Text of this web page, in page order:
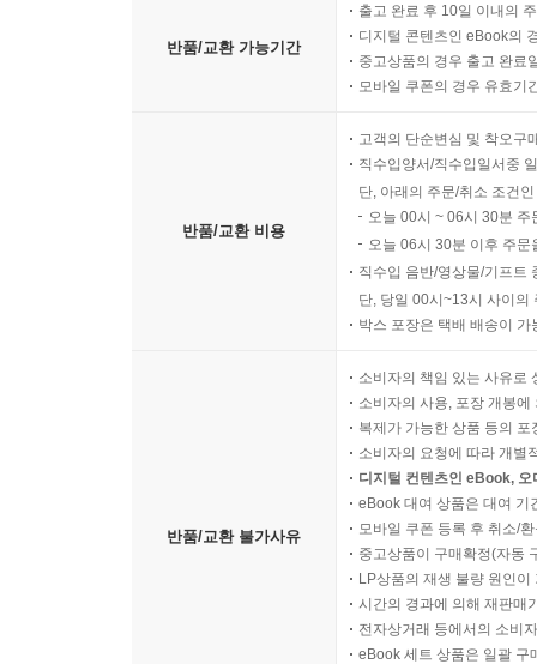
반품/교환 가능기간
출고 완료 후 10일 이내의
디지털 콘텐츠인 eBook의
중고상품의 경우 출고 완료
모바일 쿠폰의 경우 유효기
반품/교환 비용
고객의 단순변심 및 착오구
직수입양서/직수입일서중
단, 아래의 주문/취소 조건
오늘 00시 ~ 06시 30분
오늘 06시 30분 이후 주
직수입 음반/영상물/기프트
단, 당일 00시~13시 사이의
박스 포장은 택배 배송이
반품/교환 불가사유
소비자의 책임 있는 사유로
소비자의 사용, 포장 개봉
복제가 가능한 상품 등의
소비자의 요청에 따라 개별
디지털 컨텐츠인 eBook,
eBook 대여 상품은 대여 기
모바일 쿠폰 등록 후 취소/
중고상품이 구매확정(자동
LP상품의 재생 불량 원인
시간의 경과에 의해 재판매
전자상거래 등에서의 소비
eBook 세트 상품은 일괄 구